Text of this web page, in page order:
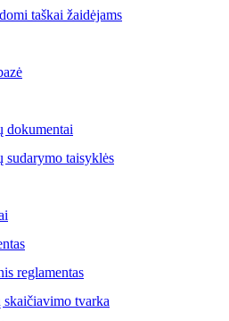
taškai žaidėjams
taisyklės
reglamentas
tvarka